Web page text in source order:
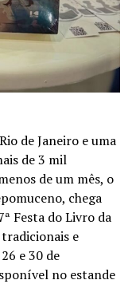
de Janeiro e uma
de 3 mil
de um mês, o
chega
Festa do Livro da
e
e 30 de
no estande